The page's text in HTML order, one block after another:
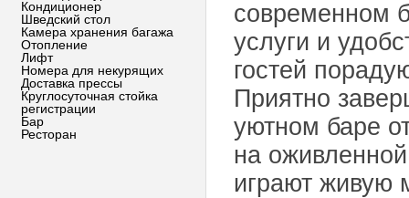
Кондиционер
Шведский стол
Камера хранения багажа
Отопление
Лифт
Номера для некурящих
Доставка прессы
Круглосуточная стойка
регистрации
Бар
Ресторан
современном
услуги и
гостей
Приятно
уютном баре
на
играют живую